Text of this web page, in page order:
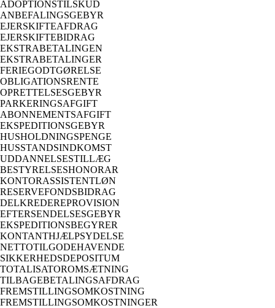
ADOPTIONSTILSKUD
ANBEFALINGSGEBYR
EJERSKIFTEAFDRAG
EJERSKIFTEBIDRAG
EKSTRABETALINGEN
EKSTRABETALINGER
FERIEGODTGØRELSE
OBLIGATIONSRENTE
OPRETTELSESGEBYR
PARKERINGSAFGIFT
ABONNEMENTSAFGIFT
EKSPEDITIONSGEBYR
HUSHOLDNINGSPENGE
HUSSTANDSINDKOMST
UDDANNELSESTILLÆG
BESTYRELSESHONORAR
KONTORASSISTENTLØN
RESERVEFONDSBIDRAG
DELKREDEREPROVISION
EFTERSENDELSESGEBYR
EKSPEDITIONSBEGYRER
KONTANTHJÆLPSYDELSE
NETTOTILGODEHAVENDE
SIKKERHEDSDEPOSITUM
TOTALISATOROMSÆTNING
TILBAGEBETALINGSAFDRAG
FREMSTILLINGSOMKOSTNING
FREMSTILLINGSOMKOSTNINGER